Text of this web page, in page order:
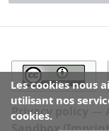
Les cookies nous
utilisant nos
cookies.
Privacy policy